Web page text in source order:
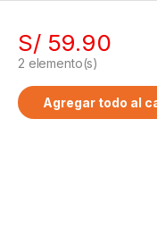
S/59.90
2 elemento(s)
Agregar todo al